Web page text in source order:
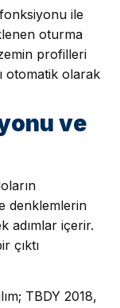
ile
oturma
profilleri
otomatik olarak
ve
denklemlerin
adımlar içerir.
çıktı
TBDY 2018,